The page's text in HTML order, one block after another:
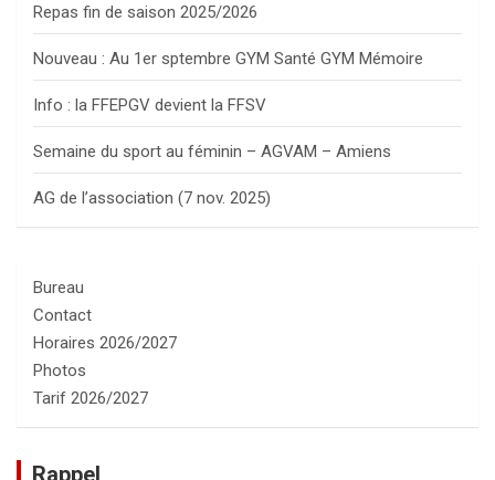
Repas fin de saison 2025/2026
Nouveau : Au 1er sptembre GYM Santé GYM Mémoire
Info : la FFEPGV devient la FFSV
Semaine du sport au féminin – AGVAM – Amiens
AG de l’association (7 nov. 2025)
Bureau
Contact
Horaires 2026/2027
Photos
Tarif 2026/2027